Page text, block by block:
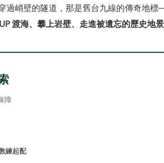
過峭壁的隧道，那是舊台九線的傳奇地標
渡海、攀上岩壁、走進被遺忘的歷史地景
障
練起配